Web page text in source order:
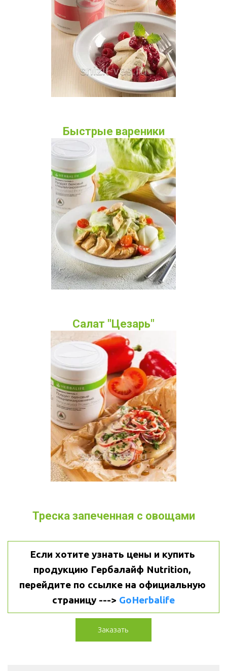
Быстрые вареники
Салат "Цезарь"
Треска запеченная с овощами
Если хотите узнать цены и купить
продукцию Гербалайф Nutrition,
перейдите по ссылке на официальную
страницу ---> GoHerbalife
Заказать